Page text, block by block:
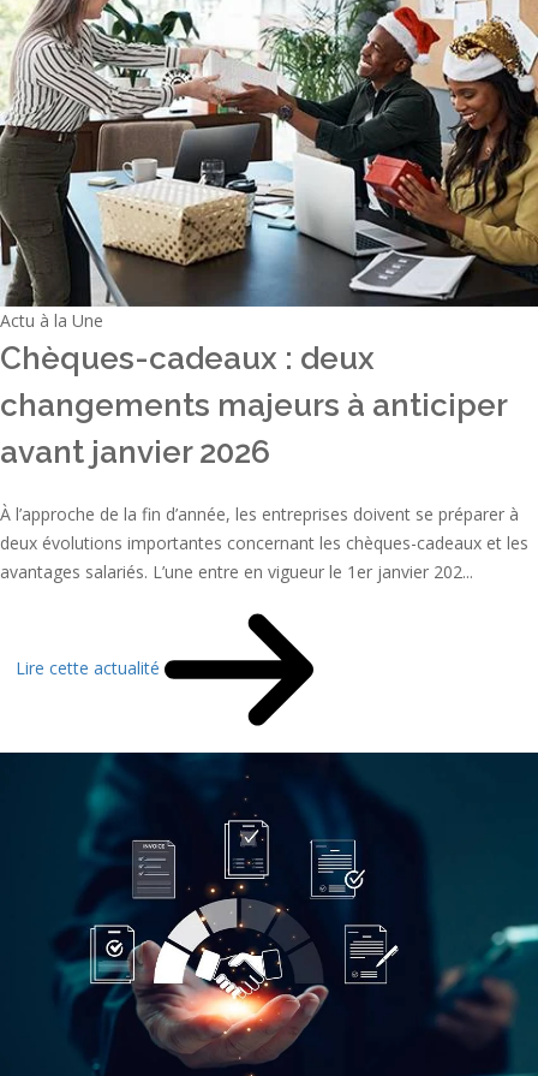
Actu à la Une
Chèques-cadeaux : deux
changements majeurs à anticiper
avant janvier 2026
À l’approche de la fin d’année, les entreprises doivent se préparer à
deux évolutions importantes concernant les chèques-cadeaux et les
avantages salariés. L’une entre en vigueur le 1er janvier 202...
Lire cette actualité